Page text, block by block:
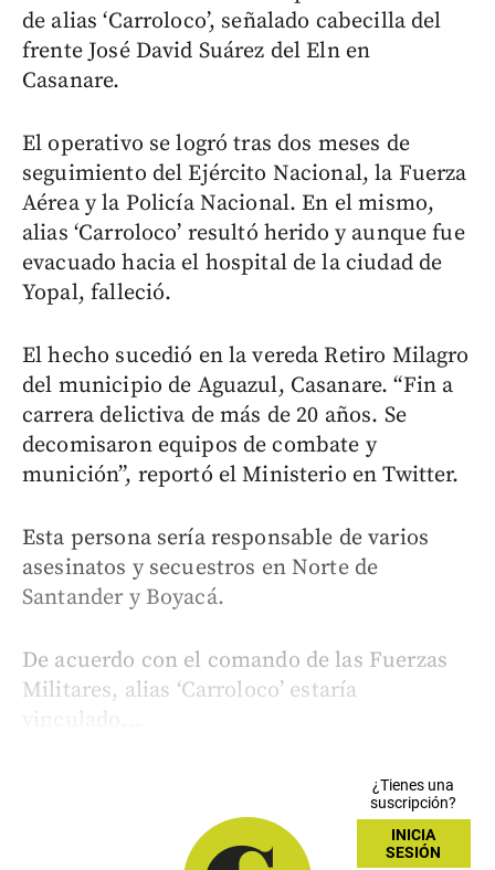
de alias ‘Carroloco’, señalado cabecilla del
frente José David Suárez del Eln en
Casanare.
El operativo se logró tras dos meses de
seguimiento del Ejército Nacional, la Fuerza
Aérea y la Policía Nacional. En el mismo,
alias ‘Carroloco’ resultó herido y aunque fue
evacuado hacia el hospital de la ciudad de
Yopal, falleció.
El hecho sucedió en la vereda Retiro Milagro
del municipio de Aguazul, Casanare. “Fin a
carrera delictiva de más de 20 años. Se
decomisaron equipos de combate y
munición”, reportó el Ministerio en Twitter.
Esta persona sería responsable de varios
asesinatos y secuestros en Norte de
Santander y Boyacá.
De acuerdo con el comando de las Fuerzas
Militares, alias ‘Carroloco’ estaría
vinculado...
¿Tienes una
suscripción?
INICIA
SESIÓN